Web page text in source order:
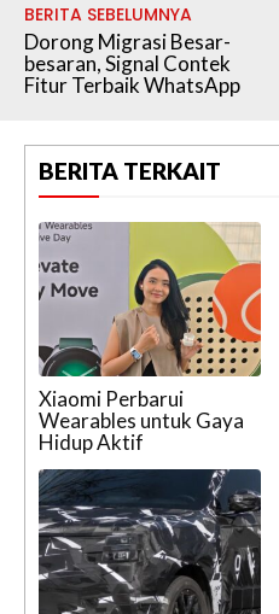
BERITA SEBELUMNYA
Dorong Migrasi Besar-
besaran, Signal Contek
Fitur Terbaik WhatsApp
BERITA TERKAIT
Xiaomi Perbarui
Wearables untuk Gaya
Hidup Aktif